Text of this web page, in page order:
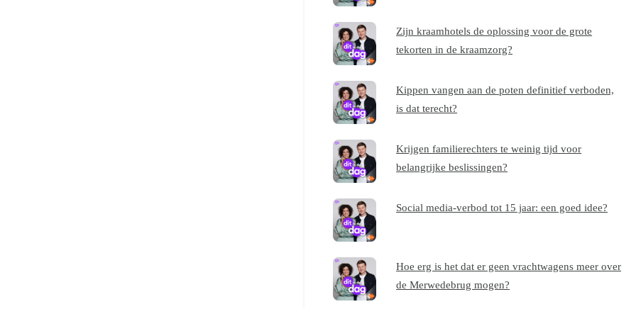
Zijn kraamhotels de oplossing voor de grote
tekorten in de kraamzorg?
Kippen vangen aan de poten definitief verboden,
is dat terecht?
Krijgen familierechters te weinig tijd voor
belangrijke beslissingen?
Social media-verbod tot 15 jaar: een goed idee?
Hoe erg is het dat er geen vrachtwagens meer over
de Merwedebrug mogen?